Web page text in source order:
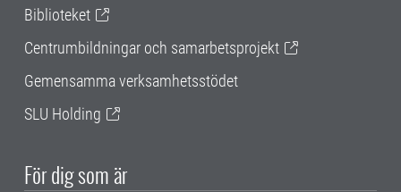
Biblioteket
Centrumbildningar och samarbetsprojekt
Gemensamma verksamhetsstödet
SLU Holding
För dig som är